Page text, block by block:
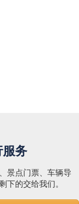
务
景点门票、车辆导
的交给我们。